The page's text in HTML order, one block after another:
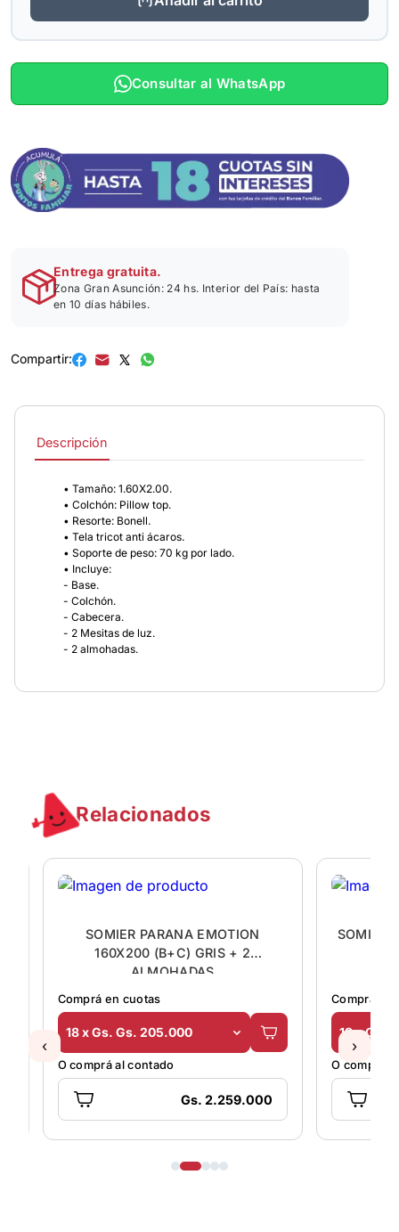
Consultar al WhatsApp
Entrega gratuita.
Zona Gran Asunción: 24 hs. Interior del País: hasta
en 10 días hábiles.
Compartir:
Descripción
• Tamaño: 1.60X2.00.
• Colchón: Pillow top.
• Resorte: Bonell.
• Tela tricot anti ácaros.
• Soporte de peso: 70 kg por lado.
• Incluye:
- Base.
- Colchón.
- Cabecera.
- 2 Mesitas de luz.
- 2 almohadas.
Relacionados
SOMIER PARANA EMOTION
160X200 (B+C) GRIS + 2
ALMOHADAS
Comprá en cuotas
18 x Gs. Gs. 205.000
O comprá al contado
Gs. 2.259.000
SOMIER
Comprá en
18 x Gs.
O comprá
‹ ›